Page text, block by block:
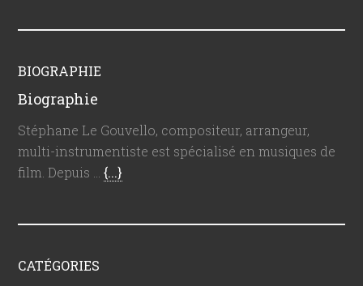
BIOGRAPHIE
Biographie
Stéphane Le Gouvello, compositeur, arrangeur,
multi-instrumentiste est spécialisé en musiques de
film. Depuis …{...}
CATÉGORIES